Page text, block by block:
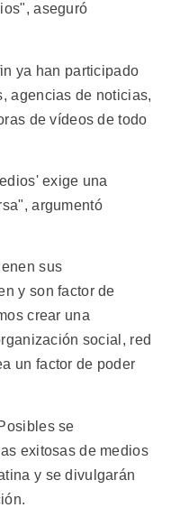
aseguró
ya han participado
agencias de noticias,
de vídeos de todo
exige una
argumentó
sus
y son factor de
crear una
social, red
un factor de poder
se
exitosas de medios
y se divulgarán